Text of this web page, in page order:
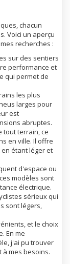
chacun
Voici un aperçu
recherches :
sur des sentiers
performance et
qui permet de
les plus
larges pour
est
abruptes.
tout terrain, ce
en ville. Il offre
étant léger et
d'espace ou
modèles sont
électrique.
sérieux qui
sont légers,
et le choix
En me
j'ai pu trouver
à mes besoins.